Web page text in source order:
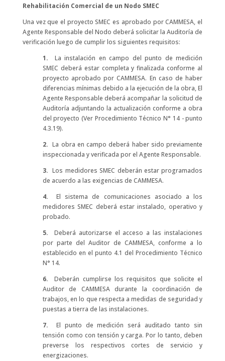
Rehabilitación Comercial de un Nodo SMEC
Una vez que el proyecto SMEC es aprobado por CAMMESA, el
Agente Responsable del Nodo deberá solicitar la Auditoría de
verificación luego de cumplir los siguientes requisitos:
1. La instalación en campo del punto de medición
SMEC deberá estar completa y finalizada conforme al
proyecto aprobado por CAMMESA. En caso de haber
diferencias mínimas debido a la ejecución de la obra, El
Agente Responsable deberá acompañar la solicitud de
Auditoría adjuntando la actualización conforme a obra
del proyecto (Ver Procedimiento Técnico N° 14 - punto
4.3.19).
2. La obra en campo deberá haber sido previamente
inspeccionada y verificada por el Agente Responsable.
3. Los medidores SMEC deberán estar programados
de acuerdo a las exigencias de CAMMESA.
4. El sistema de comunicaciones asociado a los
medidores SMEC deberá estar instalado, operativo y
probado.
5.
Deberá autorizarse el acceso a las instalaciones
por parte del Auditor de CAMMESA, conforme a lo
establecido en el punto 4.1 del Procedimiento Técnico
N° 14.
6.
Deberán cumplirse los requisitos que solicite el
Auditor de CAMMESA durante la coordinación de
trabajos, en lo que respecta a medidas de seguridad y
puestas a tierra de las instalaciones.
7. El punto de medición será auditado tanto sin
tensión como con tensión y carga. Por lo tanto, deben
preverse los respectivos cortes de servicio y
energizaciones.